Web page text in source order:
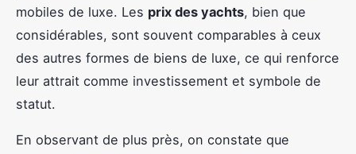
mobiles de luxe. Les prix des yachts, bien que
considérables, sont souvent comparables à ceux
des autres formes de biens de luxe, ce qui renforce
leur attrait comme investissement et symbole de
statut.
En observant de plus près, on constate que